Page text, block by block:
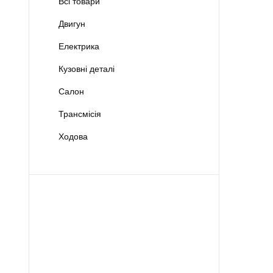
Двигун
Електрика
Кузовні деталі
Салон
Трансмісія
Ходова